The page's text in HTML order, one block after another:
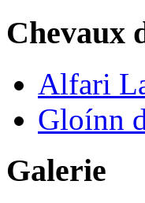
Chevaux
Alfari
Gloínn
Galerie